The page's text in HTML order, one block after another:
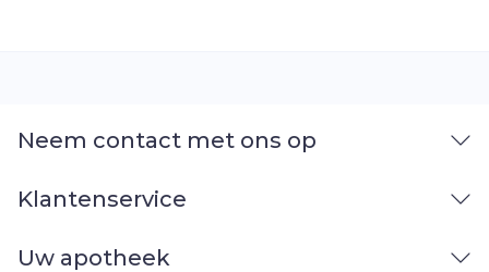
Neem contact met ons op
Klantenservice
Uw apotheek